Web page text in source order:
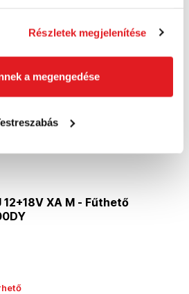
Részletek megjelenítése
a megengedése
12+18V XA M - Fűthető